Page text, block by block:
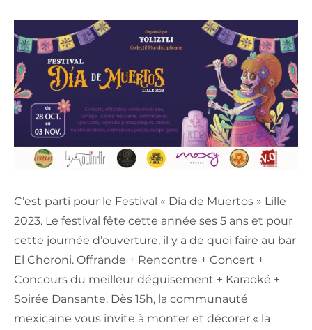
C’est parti pour le Festival « Día de Muertos » Lille
2023. Le festival fête cette année ses 5 ans et pour
cette journée d’ouverture, il y a de quoi faire au bar
El Choroni. Offrande + Rencontre + Concert +
Concours du meilleur déguisement + Karaoké +
Soirée Dansante. Dès 15h, la communauté
mexicaine vous invite à monter et décorer « la